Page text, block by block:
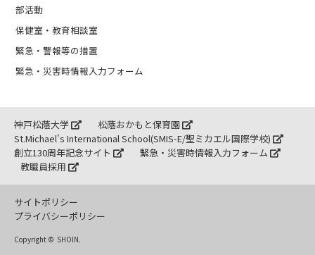
部活動
保健室・教育相談室
緊急・警報等の措置
緊急・災害時情報入力フォーム
神戸松蔭大学
松蔭おかもと保育園
St.Michael's International School(SMIS-E/聖ミカエル国際学校)
創立130周年記念サイト
緊急・災害時情報入力フォーム
教職員採用
サイトポリシー
プライバシーポリシー
Copyright © SHOIN.